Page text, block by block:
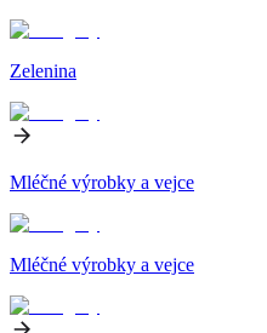
Zelenina
Mléčné výrobky a vejce
Mléčné výrobky a vejce